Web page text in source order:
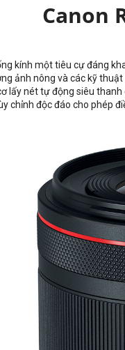
Canon
kính một tiêu cự đáng
ảnh nông và các kỹ
lấy nét tự động siêu
chỉnh độc đáo cho phép